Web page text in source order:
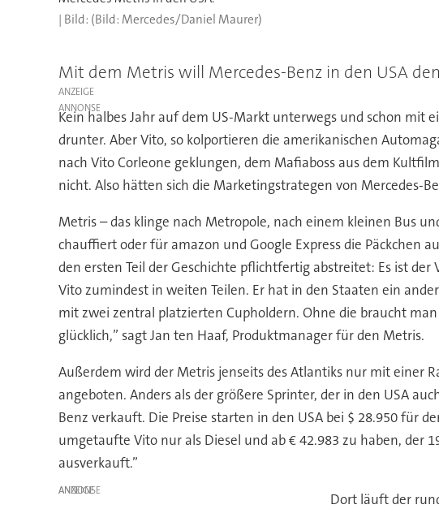
(Bild: Mercedes/Daniel Maurer)
Mit dem Metris will Mercedes-Benz in den USA
ANZEIGE
Kein halbes Jahr auf dem US-Markt unterwegs und schon mit
drunter. Aber Vito, so kolportieren die amerikanischen
nach Vito Corleone geklungen, dem Mafiaboss aus dem
nicht. Also hätten sich die Marketingstrategen von Mercedes-
Metris – das klinge nach Metropole, nach einem kleinen Bus
chauffiert oder für amazon und Google Express die Päckchen
den ersten Teil der Geschichte pflichtfertig abstreitet: Es ist
Vito zumindest in weiten Teilen. Er hat in den Staaten ein
mit zwei zentral platzierten Cupholdern. Ohne die braucht
glücklich,” sagt Jan ten Haaf, Produktmanager für den Metris.
Außerdem wird der Metris jenseits des Atlantiks nur mit einer
angeboten. Anders als der größere Sprinter, der in den USA
Benz verkauft. Die Preise starten in den USA bei $ 28.950 für
umgetaufte Vito nur als Diesel und ab € 42.983 zu haben, der
ausverkauft.”
ANZEIGE
Dort läuft der